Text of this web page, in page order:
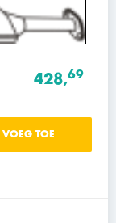
428,69
VOEG TOE